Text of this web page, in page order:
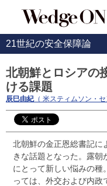
21世紀の安全保障論
北朝鮮とロシアの
ける課題
辰巳由紀（ 米スティムソン・セ
北朝鮮の金正恩総書記に
きな話題となった。露
にとって新しい悩みの種
っては、外交および内政